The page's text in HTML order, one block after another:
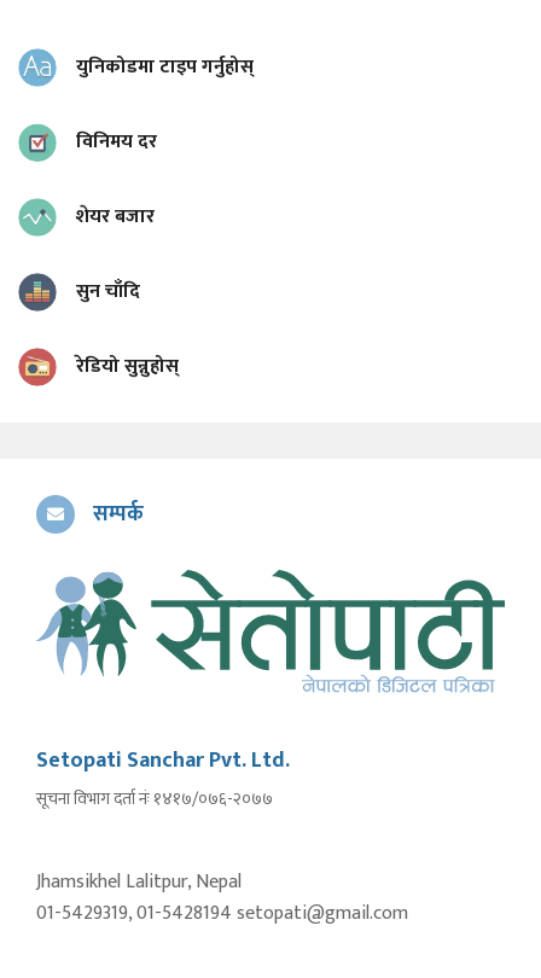
युनिकोडमा टाइप गर्नुहोस्
विनिमय दर
शेयर बजार
सुन चाँदि
रेडियो सुन्नुहोस्
सम्पर्क
Setopati Sanchar Pvt. Ltd.
सूचना विभाग दर्ता नंः १४१७/०७६-२०७७
Jhamsikhel Lalitpur, Nepal
01-5429319, 01-5428194 setopati@gmail.com